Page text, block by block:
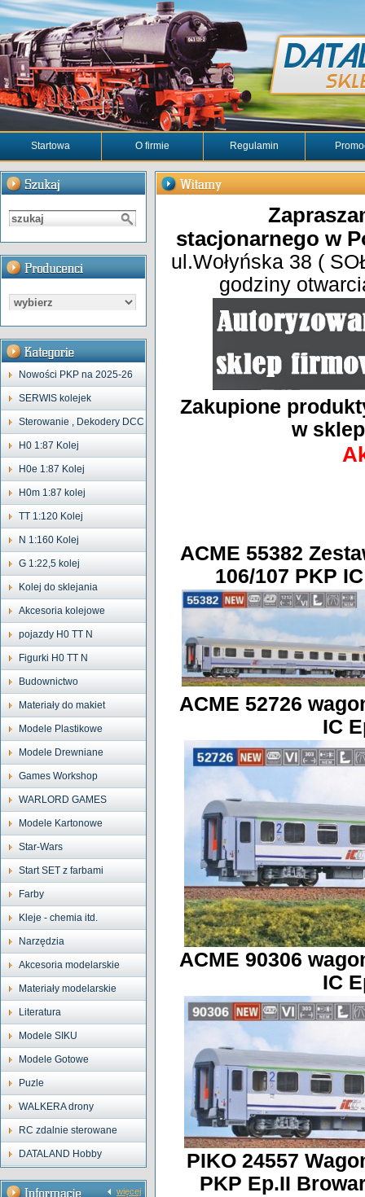
Startowa O firmie Regulamin
Nowości PKP na 2025-26
SERWIS kolejek
Sterowanie , Dekodery DCC
H0 1:87 Kolej
H0e 1:87 Kolej
H0m 1:87 kolej
TT 1:120 Kolej
N 1:160 Kolej
G 1:22,5 kolej
Kolej do sklejania
Akcesoria kolejowe
pojazdy H0 TT N
Figurki H0 TT N
Budownictwo
Materiały do makiet
Modele Plastikowe
Modele Drewniane
Games Workshop
WARLORD GAMES
Modele Kartonowe
Star-Wars
Start SET z farbami
Farby
Kleje - chemia itd.
Narzędzia
Akcesoria modelarskie
Materiały modelarskie
Literatura
Modele SIKU
Modele Gotowe
Puzle
WALKERA drony
RC zdalnie sterowane
DATALAND Hobby
więcej
stacjonarnego w
ul.Wołyńska 38 (
godziny
Zakupione
w
ACME 55382
106/107 PKP
ACME 52726
IC
ACME 90306
IC
PIKO 24557
PKP Ep.II